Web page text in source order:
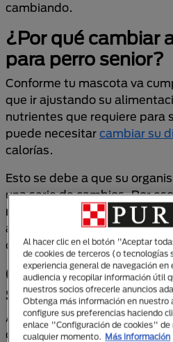
cambiando.
¿Por qué cambiar
para perro senior?
Conforme tu mascota va
que ir ajustando su
nutrientes que requiere para
puede necesitar cambiar su
calorías.
Esto se debe a que su
una serie de cambios. Por
necesidades ya no se
a como lo hacía antes con el
que le dabas.
Cambios en el
senior
Aunque no lo queramos, es
que tu querido amigo de
Al hacer clic en el botón "Aceptar
de cookies de terceros (o tecnologías
experiencia general de navegación
audiencia y recopilar información útil
nuestros socios ofrecerle anuncios
Obtenga más información en nuestro
configure sus preferencias haciendo
enlace "Configuración de cookies"
cualquier momento. Más información